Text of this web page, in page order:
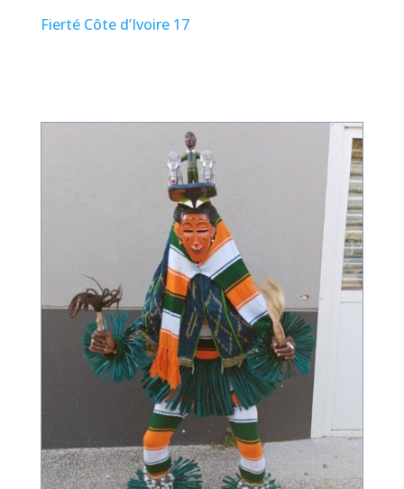
Fierté Côte d’Ivoire 17